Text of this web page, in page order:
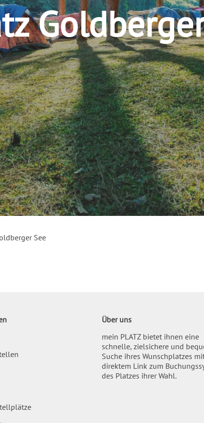
See
Über uns
mein PLATZ bietet ihnen eine
schnelle, zielsichere und
Suche ihres Wunschplatzes
direktem Link zum
des Platzes ihrer Wahl.